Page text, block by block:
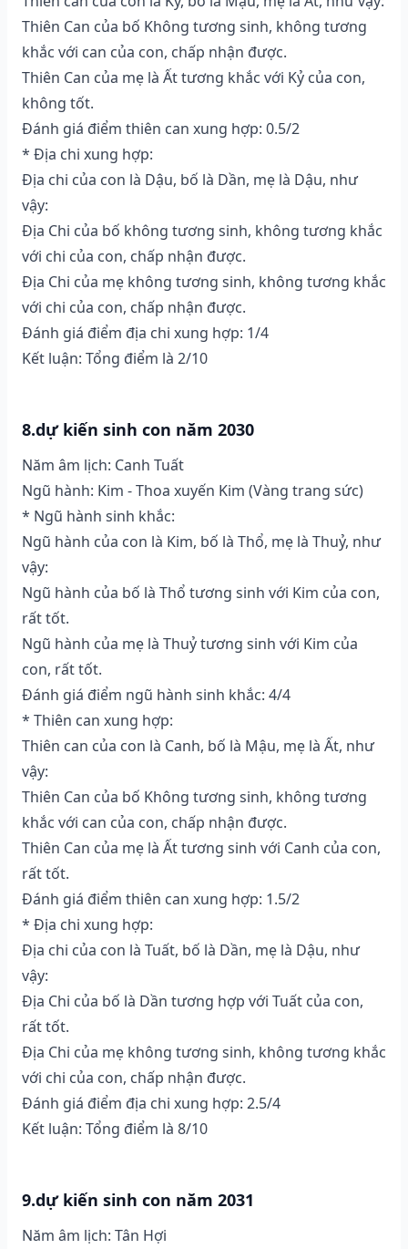
Thiên Can của bố Không tương sinh, không tương
khắc với can của con, chấp nhận được.
Thiên Can của mẹ là Ất tương khắc với Kỷ của con,
không tốt.
Đánh giá điểm thiên can xung hợp: 0.5/2
* Địa chi xung hợp:
Địa chi của con là Dậu, bố là Dần, mẹ là Dậu, như
vậy:
Địa Chi của bố không tương sinh, không tương khắc
với chi của con, chấp nhận được.
Địa Chi của mẹ không tương sinh, không tương khắc
với chi của con, chấp nhận được.
Đánh giá điểm địa chi xung hợp: 1/4
Kết luận: Tổng điểm là 2/10
8.dự kiến sinh con năm 2030
Năm âm lịch: Canh Tuất
Ngũ hành: Kim - Thoa xuyến Kim (Vàng trang sức)
* Ngũ hành sinh khắc:
Ngũ hành của con là Kim, bố là Thổ, mẹ là Thuỷ, như
vậy:
Ngũ hành của bố là Thổ tương sinh với Kim của con,
rất tốt.
Ngũ hành của mẹ là Thuỷ tương sinh với Kim của
con, rất tốt.
Đánh giá điểm ngũ hành sinh khắc: 4/4
* Thiên can xung hợp:
Thiên can của con là Canh, bố là Mậu, mẹ là Ất, như
vậy:
Thiên Can của bố Không tương sinh, không tương
khắc với can của con, chấp nhận được.
Thiên Can của mẹ là Ất tương sinh với Canh của con,
rất tốt.
Đánh giá điểm thiên can xung hợp: 1.5/2
* Địa chi xung hợp:
Địa chi của con là Tuất, bố là Dần, mẹ là Dậu, như
vậy:
Địa Chi của bố là Dần tương hợp với Tuất của con,
rất tốt.
Địa Chi của mẹ không tương sinh, không tương khắc
với chi của con, chấp nhận được.
Đánh giá điểm địa chi xung hợp: 2.5/4
Kết luận: Tổng điểm là 8/10
9.dự kiến sinh con năm 2031
Năm âm lịch: Tân Hợi